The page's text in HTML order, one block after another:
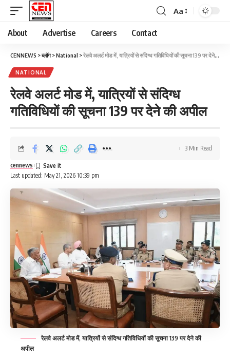
Aa
About Advertise Careers Contact
CENNEWS >ब्लॉग>National >रेलवे अलर्ट मोड में, यात्रियों से संदिग्ध गतिविधियों की सूचना 139 पर देने की अपील
NATIONAL
रेलवे अलर्ट मोड में, यात्रियों से संदिग्ध
गतिविधियों की सूचना 139 पर देने की अपील
Last updated: May 21, 2026 10:39 pm
cennews
3 Min Read
रेलवे अलर्ट मोड में, यात्रियों से संदिग्ध गतिविधियों की सूचना 139 पर देने की
अपील